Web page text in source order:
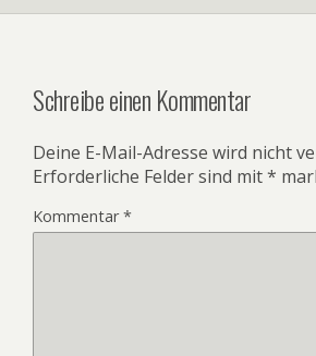
Schreibe einen Kommentar
Deine E-Mail-Adresse wird nicht
Erforderliche Felder sind mit*
Kommentar*